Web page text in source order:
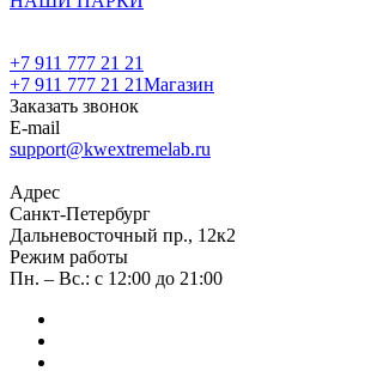
+7 911 777 21 21
+7 911 777 21 21Магазин
Заказать звонок
E-mail
support@kwextremelab.ru
Адрес
Санкт-Петербург
Дальневосточный пр., 12к2
Режим работы
Пн. – Вс.: с 12:00 до 21:00